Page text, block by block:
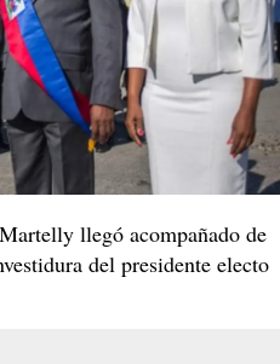
llegó acompañado de
del presidente electo